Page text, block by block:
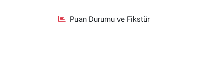
Puan Durumu ve Fikstür